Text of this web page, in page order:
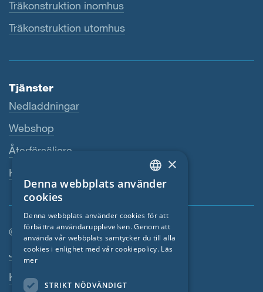
Träkonstruktion inomhus
Träkonstruktion utomhus
Tjänster
Nedladdningar
Webshop
Återförsäljare
Kontaktperson
© SIGA 2026
Footer-navigation
Jobb
Kontakta
ENGLISH
FRENCH
CZECH
×
Denna webbplats använder
cookies
Denna webbplats använder cookies för att
förbättra användarupplevelsen. Genom att
använda vår webbplats samtycker du till alla
cookies i enlighet med vår cookiepolicy. Läs
mer
STRIKT NÖDVÄNDIGT